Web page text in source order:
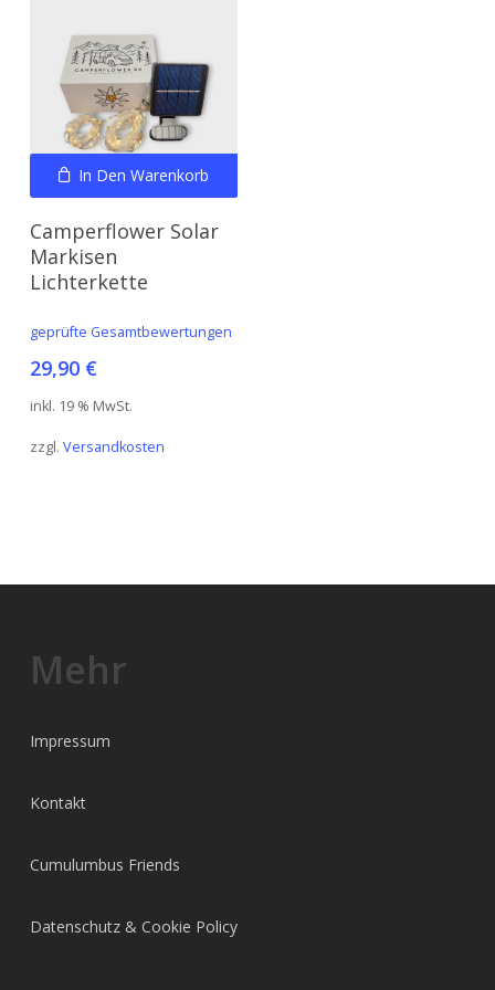
In Den Warenkorb
Camperflower Solar
Markisen
Lichterkette
geprüfte Gesamtbewertungen
29,90 €
inkl. 19 % MwSt.
zzgl. Versandkosten
Mehr
Impressum
Kontakt
Cumulumbus Friends
Datenschutz & Cookie Policy